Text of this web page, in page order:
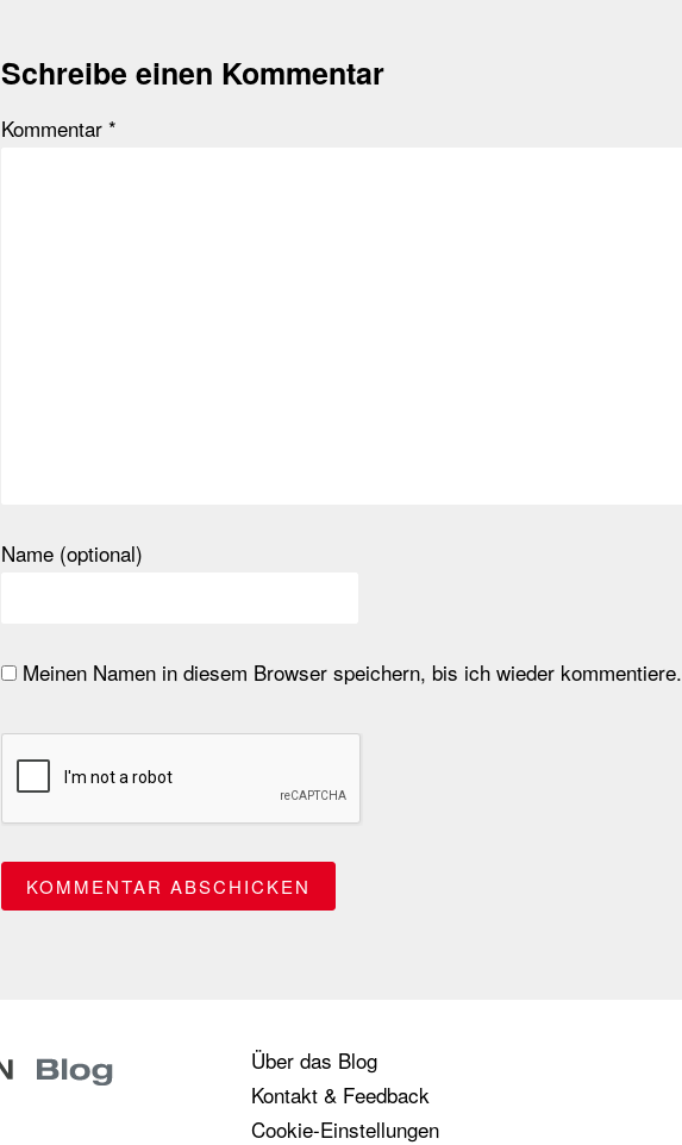
Schreibe einen Kommentar
Kommentar *
Name (optional)
Meinen Namen in diesem Browser speichern, bis ich wieder kommentiere.
Über das Blog
Kontakt & Feedback
Cookie-Einstellungen